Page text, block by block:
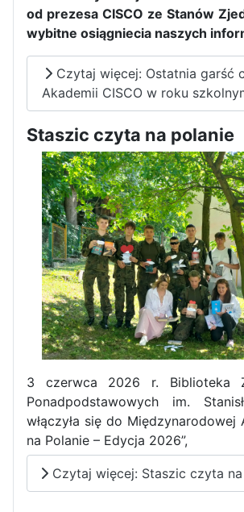
w Portugalii za nami!
od prezesa CISCO ze Stanów
wybitne osiągniecia naszych
Czytaj więcej: Ostatnia garść
Akademii CISCO w roku
Staszic czyta na polanie
3 czerwca 2026 r. Biblioteka
Ponadpodstawowych im.
włączyła się do Międzynarodowej
na Polanie – Edycja 2026”,
Czytaj więcej: Staszic czyta